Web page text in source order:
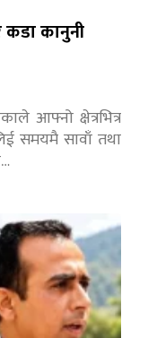
कानुनी
आफ्नो क्षेत्रभित्र
समयमै सावाँ तथा